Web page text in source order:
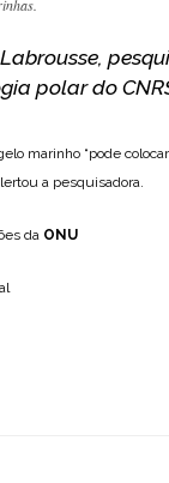
polar do
marinho “pode
a pesquisadora.
da ONU